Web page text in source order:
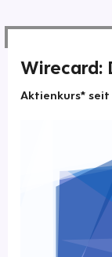
Wirecard:
Aktienkurs* seit